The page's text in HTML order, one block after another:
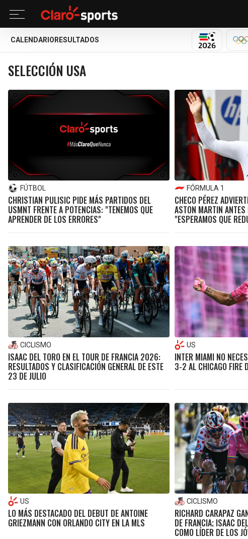
CALENDARIO RESULTADOS
MUNDIAL
SELECCIÓN USA
FÚTBOL
CHRISTIAN PULISIC PIDE MÁS PARTIDOS DEL
USMNT FRENTE A POTENCIAS: "TENEMOS QUE
APRENDER DE LOS ERRORES"
FÓRMULA 1
CHECO PÉREZ
ASTON MARTIN
"ESPERAMOS QUE
CICLISMO
ISAAC DEL TORO EN EL TOUR DE FRANCIA 2026:
RESULTADOS Y CLASIFICACIÓN GENERAL DE ESTE
23 DE JULIO
US
INTER MIAMI NO
3-2 AL CHICAGO FIRE
US
LO MÁS DESTACADO DEL DEBUT DE ANTOINE
GRIEZMANN CON ORLANDO CITY EN LA MLS
CICLISMO
RICHARD CARAPAZ
DE FRANCIA; ISAAC
COMO LÍDER DE LOS